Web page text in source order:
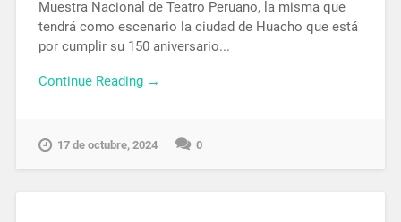
Muestra Nacional de Teatro Peruano, la misma que
tendrá como escenario la ciudad de Huacho que está
por cumplir su 150 aniversario...
Continue Reading →
17 de octubre, 2024 0